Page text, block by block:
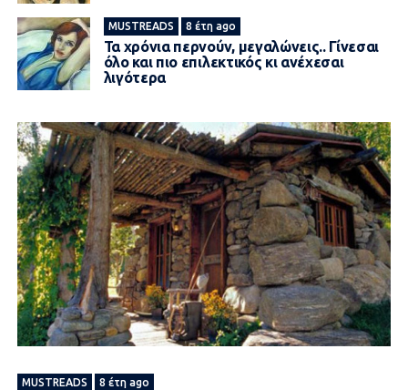
MUSTREADS 8 έτη ago
Τα χρόνια περνούν, μεγαλώνεις.. Γίνεσαι
όλο και πιο επιλεκτικός κι ανέχεσαι
λιγότερα
MUSTREADS 8 έτη ago